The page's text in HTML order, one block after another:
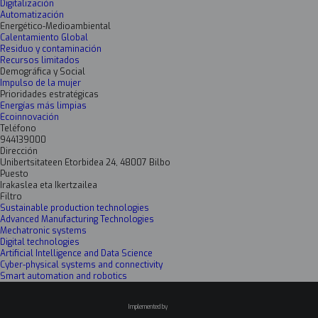
Digitalización
Automatización
Energético-Medioambiental
Calentamiento Global
Residuo y contaminación
Recursos limitados
Demográfica y Social
Impulso de la mujer
Prioridades estratégicas
Energías más limpias
Ecoinnovación
Teléfono
944139000
Dirección
Unibertsitateen Etorbidea 24, 48007 Bilbo
Puesto
Irakaslea eta Ikertzailea
Filtro
Sustainable production technologies
Advanced Manufacturing Technologies
Mechatronic systems
Digital technologies
Artificial Intelligence and Data Science
Cyber-physical systems and connectivity
Smart automation and robotics
Implemented by